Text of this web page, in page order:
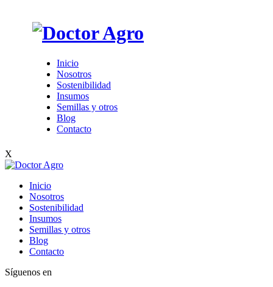
Inicio
Nosotros
Sostenibilidad
Insumos
Semillas y otros
Blog
Contacto
X
Inicio
Nosotros
Sostenibilidad
Insumos
Semillas y otros
Blog
Contacto
Síguenos en